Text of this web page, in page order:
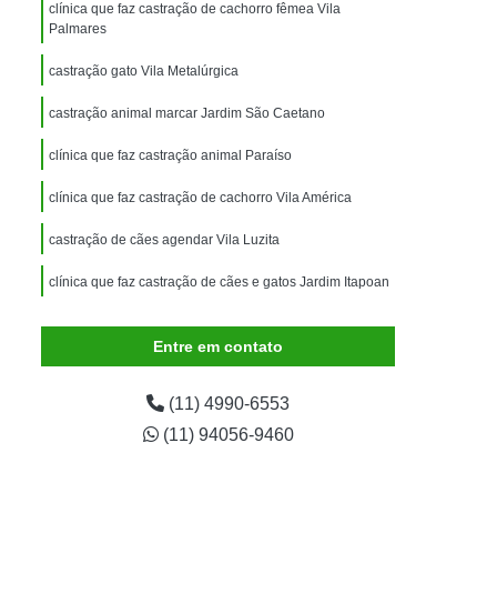
Exame de Imagem para Animais
Exame de Radiologia para Animais
Exame de Sangue para Animais
Exame para Animais
Exame para Animais São Caetano
Animal
Internação de Animais
para Cachorro
Internação para Cães
Internação para Gatos
Uti Veterinária
Internação Veterinária São Caetano
Limpeza de Tártaro para Cães
Dentária Canina
clínica que faz castração de cachorro fêmea Vila
Palmares
castração gato Vila Metalúrgica
castração animal marcar Jardim São Caetano
clínica que faz castração animal Paraíso
clínica que faz castração de cachorro Vila América
castração de cães agendar Vila Luzita
clínica que faz castração de cães e gatos Jardim Itapoan
Entre em contato
(11) 4990-6553
(11) 94056-9460